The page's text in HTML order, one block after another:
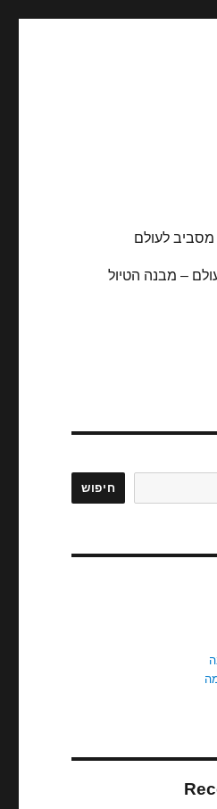
לעולם
– מבנה הטיול
חיפוש